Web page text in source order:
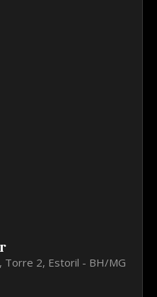
Torre 2, Estoril - BH/MG